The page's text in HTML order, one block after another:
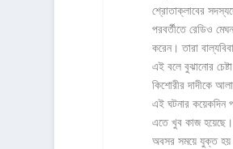
শ্রোতাক্লাবের
পরবর্তীতে রেডিও
করেন। তারা
এই বলে বুঝানোর
কিশোরীর দাদীকে
এই ঘটনার কয়েকদিন
এতে খুব কাজ হয়েছে।
অবসর সময়ে যুক্ত হয়